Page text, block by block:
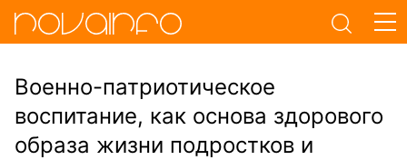
Военно-патриотическое
воспитание, как основа здорового
образа жизни подростков и